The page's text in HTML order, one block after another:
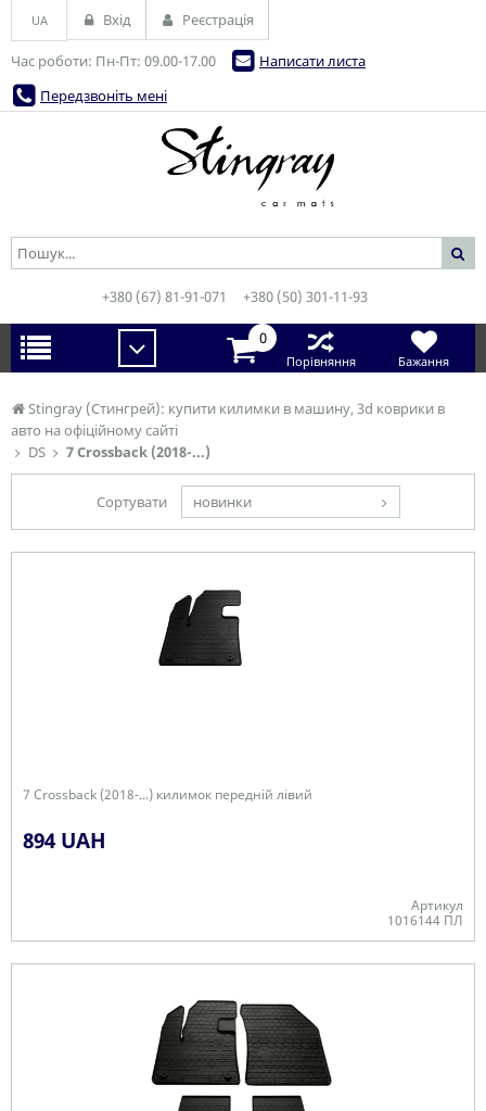
Stingray (Стингрей): купити килимки в машину, 3d коврики в
авто на офіційному сайті
DS
7 Crossback (2018-...)
Сортувати новинки
7 Crossback (2018-...) килимок передній лівий
894 UAH
Артикул
1016144 ПЛ
Час роботи: Пн-Пт: 09.00-17.00
Написати листа
Передзвоніть мені
UA Вхід Реєстрація
+380 (67) 81-91-071 +380 (50) 301-11-93
0
Порівняння Бажання